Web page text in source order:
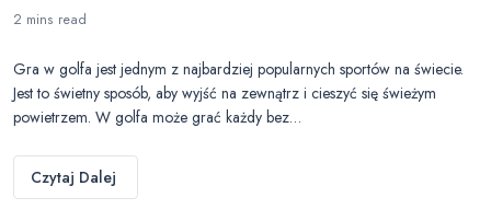
2 mins read
Gra w golfa jest jednym z najbardziej popularnych sportów na świecie.
Jest to świetny sposób, aby wyjść na zewnątrz i cieszyć się świeżym
powietrzem. W golfa może grać każdy bez…
Czytaj Dalej